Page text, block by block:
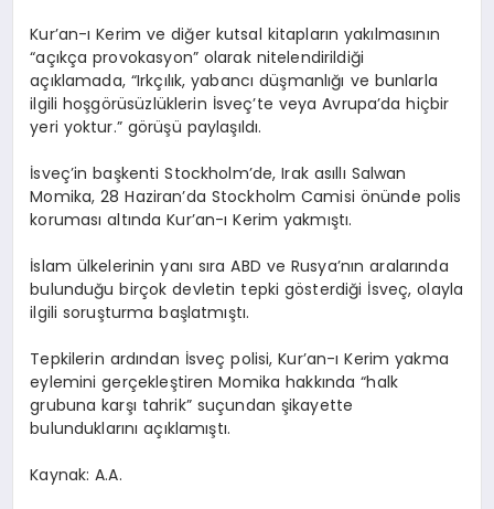
Kur’an-ı Kerim ve diğer kutsal kitapların yakılmasının
“açıkça provokasyon” olarak nitelendirildiği
açıklamada, “Irkçılık, yabancı düşmanlığı ve bunlarla
ilgili hoşgörüsüzlüklerin İsveç’te veya Avrupa’da hiçbir
yeri yoktur.” görüşü paylaşıldı.
İsveç’in başkenti Stockholm’de, Irak asıllı Salwan
Momika, 28 Haziran’da Stockholm Camisi önünde polis
koruması altında Kur’an-ı Kerim yakmıştı.
İslam ülkelerinin yanı sıra ABD ve Rusya’nın aralarında
bulunduğu birçok devletin tepki gösterdiği İsveç, olayla
ilgili soruşturma başlatmıştı.
Tepkilerin ardından İsveç polisi, Kur’an-ı Kerim yakma
eylemini gerçekleştiren Momika hakkında “halk
grubuna karşı tahrik” suçundan şikayette
bulunduklarını açıklamıştı.
Kaynak: A.A.